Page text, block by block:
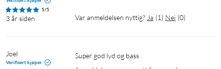
5/5
3 år siden Var anmeldelsen nyttig? Ja (1) Nei (0)
Joel
Verifisert kjøper
Super god lyd og bass